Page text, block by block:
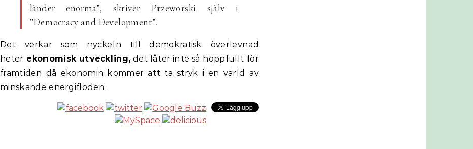
länder enorma”, skriver Przeworski själv i
”Democracy and Development”.
Det verkar som nyckeln till demokratisk överlevnad
heter ekonomisk utveckling, det låter inte så hoppfullt för
framtiden då ekonomin kommer att ta stryk i en värld av
minskande energiflöden.